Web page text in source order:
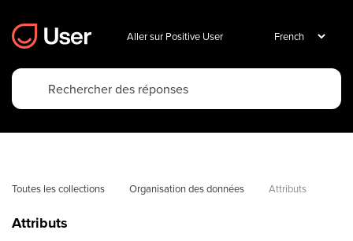
Aller sur Positive User
Toutes les collections Organisation des données Attributs
Attributs